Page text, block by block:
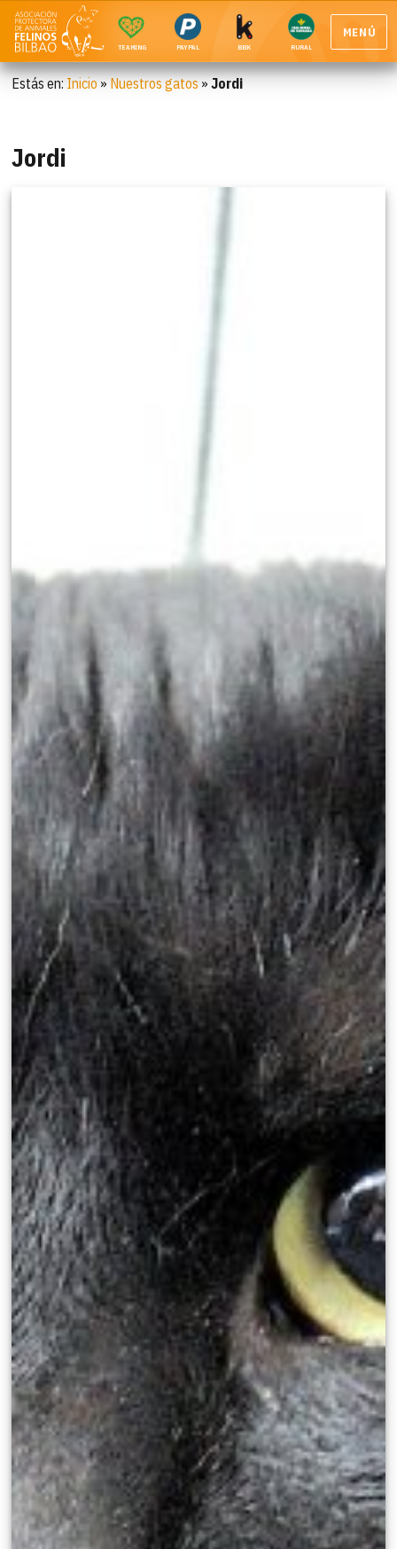
TEAMING PAYPAL BBK RURAL
MENÚ
Estás en: Inicio » Nuestros gatos »Jordi
Jordi